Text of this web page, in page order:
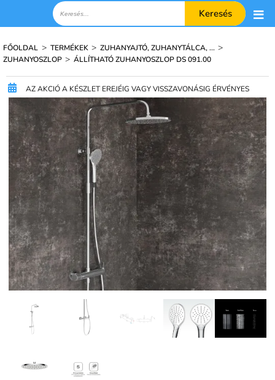
Keresés
FŐOLDAL > TERMÉKEK > ZUHANYAJTÓ, ZUHANYTÁLCA, ... >
ZUHANYOSZLOP > ÁLLÍTHATÓ ZUHANYOSZLOP DS 091.00
AZ AKCIÓ A KÉSZLET EREJÉIG VAGY VISSZAVONÁSIG ÉRVÉNYES